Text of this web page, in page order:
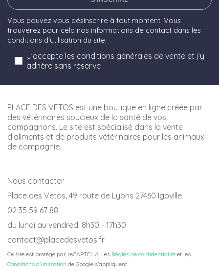
Vous pouvez vous désinscrire à tout moment. Vous
trouverez pour cela nos informations de contact dans les
conditions d'utilisation du site.
J’accepte les conditions générales de vente et j’y
adhère sans réserve
PLACE DES VETOS est une boutique en ligne créée par
des vétérinaires soucieux de la santé de vos
compagnons. Le site est spécialisé dans la vente
d’aliments et de produits vétérinaires pour les animaux
de compagnie.
Nous contacter
Place des Vétos, 49 route de Lyons 27460 Igoville
02 35 59 67 88
du lundi au vendredi 8h30 - 17h30
contact@placedesvetos.fr
Ce site est protégé par reCAPTCHA. Les Règles de confidentialité et les
Conditions d'utilisation de Google s'appliquent.